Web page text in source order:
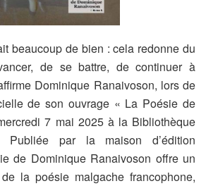
beaucoup de bien : cela redonne du
de se battre, de continuer à
Dominique Ranaivoson, lors de
de son ouvrage « La Poésie de
7 mai 2025 à la Bibliothèque
Publiée par la maison d’édition
de Dominique Ranaivoson offre un
la poésie malgache francophone,